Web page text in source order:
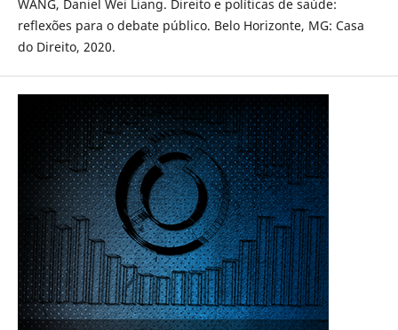
WANG, Daniel Wei Liang. Direito e políticas de saúde:
reflexões para o debate público. Belo Horizonte, MG: Casa
do Direito, 2020.